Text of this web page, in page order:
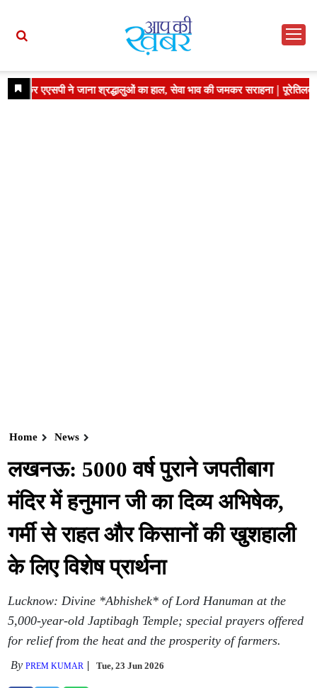
Home News
लखनऊ: 5000 वर्ष पुराने जपतीबाग
मंदिर में हनुमान जी का दिव्य अभिषेक,
गर्मी से राहत और किसानों की खुशहाली
के लिए विशेष प्रार्थना
Lucknow: Divine *Abhishek* of Lord Hanuman at the
5,000-year-old Japtibagh Temple; special prayers offered
for relief from the heat and the prosperity of farmers.
ByPREM KUMAR Tue, 23 Jun 2026